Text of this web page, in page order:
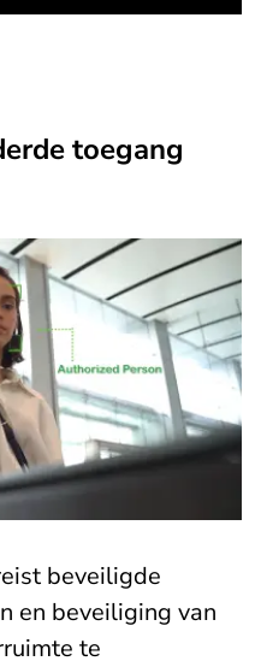
toegang
beveiligde
en beveiliging van
te